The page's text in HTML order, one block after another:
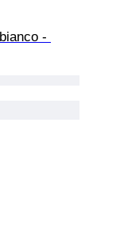
-